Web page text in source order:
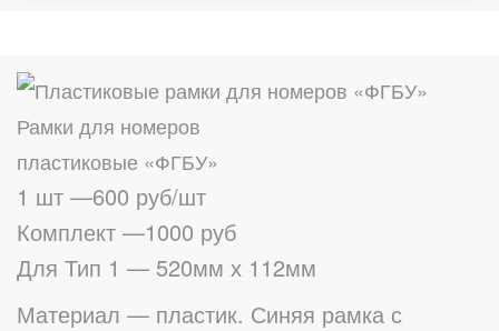
Рамки для номеров
пластиковые «ФГБУ»
1 шт —600 руб/шт
Комплект —1000 руб
Для Тип 1 — 520мм х 112мм
Материал — пластик. Синяя рамка с